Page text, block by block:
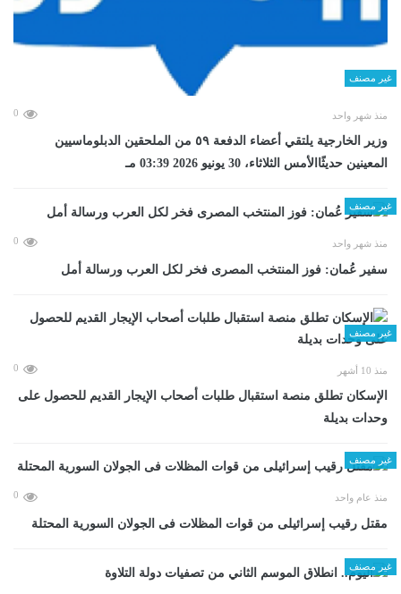
غير مصنف
منذ شهر واحد 0
وزير الخارجية يلتقي أعضاء الدفعة ٥٩ من الملحقين الدبلوماسيين
المعينين حديثًاالأمس الثلاثاء، 30 يونيو 2026 03:39 مـ
غير مصنف
منذ شهر واحد 0
سفير عُمان: فوز المنتخب المصرى فخر لكل العرب ورسالة أمل
غير مصنف
منذ 10 أشهر 0
الإسكان تطلق منصة استقبال طلبات أصحاب الإيجار القديم للحصول على
وحدات بديلة
غير مصنف
منذ عام واحد 0
مقتل رقيب إسرائيلى من قوات المظلات فى الجولان السورية المحتلة
غير مصنف